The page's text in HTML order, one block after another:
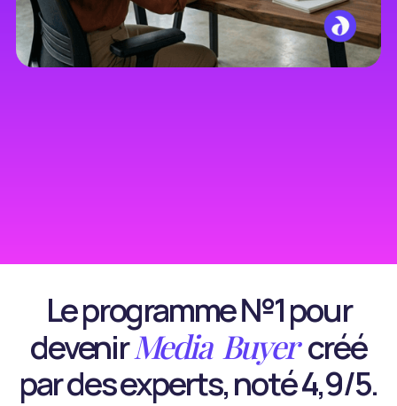
Le programme №1 pour
devenirMedia Buyer créé
par des experts, noté 4,9/5.